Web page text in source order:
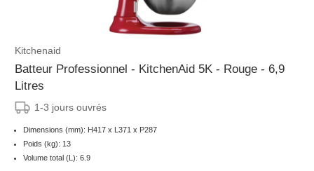
Kitchenaid
Batteur Professionnel - KitchenAid 5K - Rouge - 6,9
Litres
1-3 jours ouvrés
Dimensions (mm): H417 x L371 x P287
Poids (kg): 13
Volume total (L): 6.9